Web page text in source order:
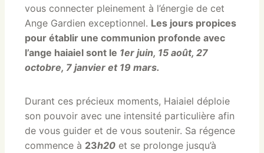
vous connecter pleinement à l’énergie de cet
Ange Gardien exceptionnel. Les jours propices
pour établir une communion profonde avec
l’ange haiaiel sont le 1er juin, 15 août, 27
octobre, 7 janvier et 19 mars.
Durant ces précieux moments, Haiaiel déploie
son pouvoir avec une intensité particulière afin
de vous guider et de vous soutenir. Sa régence
commence à 23h20 et se prolonge jusqu’à